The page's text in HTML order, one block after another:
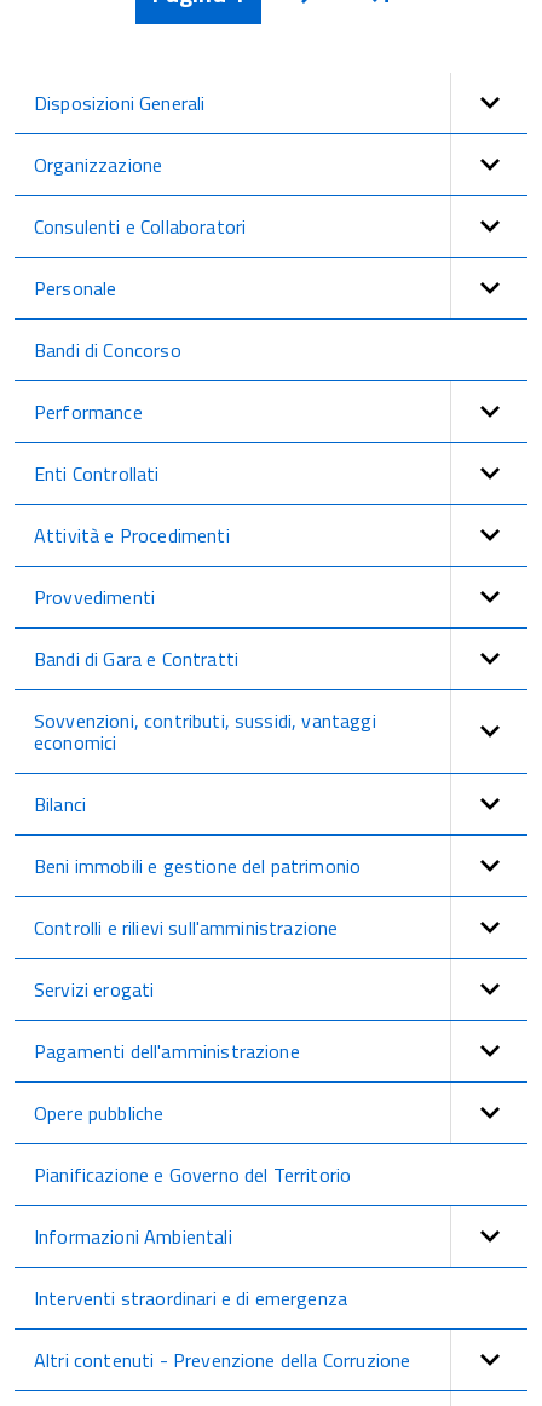
Disposizioni Generali
Organizzazione
Consulenti e Collaboratori
Personale
Bandi di Concorso
Performance
Enti Controllati
Attività e Procedimenti
Provvedimenti
Bandi di Gara e Contratti
Sovvenzioni, contributi, sussidi, vantaggi
economici
Bilanci
Beni immobili e gestione del patrimonio
Controlli e rilievi sull'amministrazione
Servizi erogati
Pagamenti dell'amministrazione
Opere pubbliche
Pianificazione e Governo del Territorio
Informazioni Ambientali
Interventi straordinari e di emergenza
Altri contenuti - Prevenzione della Corruzione